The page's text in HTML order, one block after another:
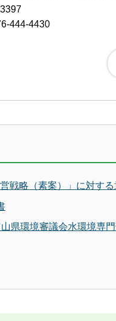
444-4430
戦略（素案）」に対す
県環境審議会水環境専